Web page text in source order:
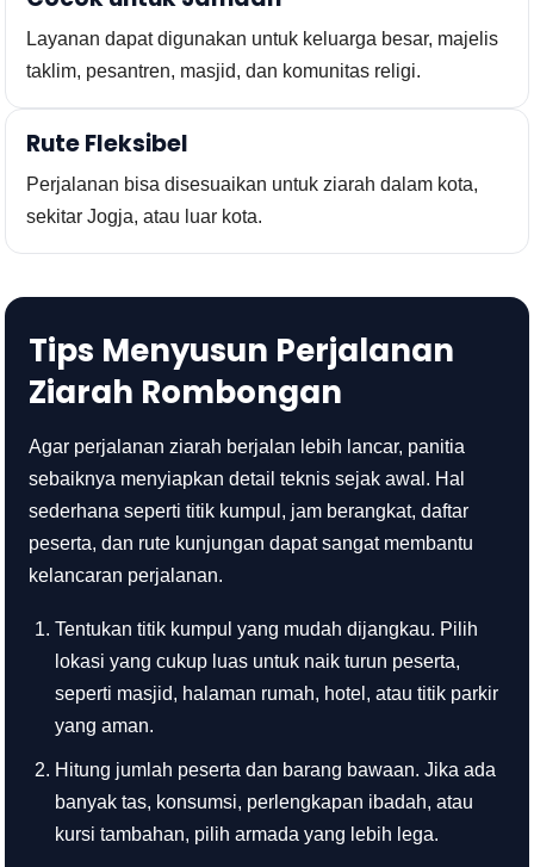
Layanan dapat digunakan untuk keluarga besar, majelis
taklim, pesantren, masjid, dan komunitas religi.
Rute Fleksibel
Perjalanan bisa disesuaikan untuk ziarah dalam kota,
sekitar Jogja, atau luar kota.
Tips Menyusun Perjalanan
Ziarah Rombongan
Agar perjalanan ziarah berjalan lebih lancar, panitia
sebaiknya menyiapkan detail teknis sejak awal. Hal
sederhana seperti titik kumpul, jam berangkat, daftar
peserta, dan rute kunjungan dapat sangat membantu
kelancaran perjalanan.
Tentukan titik kumpul yang mudah dijangkau. Pilih
lokasi yang cukup luas untuk naik turun peserta,
seperti masjid, halaman rumah, hotel, atau titik parkir
yang aman.
Hitung jumlah peserta dan barang bawaan. Jika ada
banyak tas, konsumsi, perlengkapan ibadah, atau
kursi tambahan, pilih armada yang lebih lega.